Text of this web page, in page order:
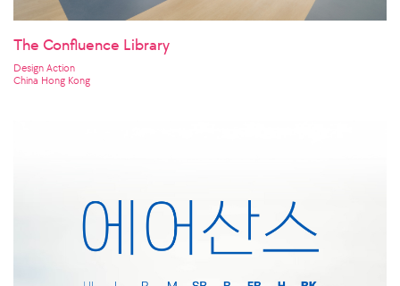
The Confluence Library
Design Action
China Hong Kong